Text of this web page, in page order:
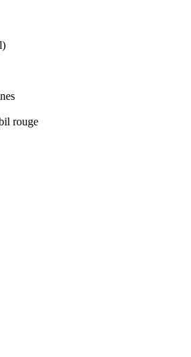
rouge